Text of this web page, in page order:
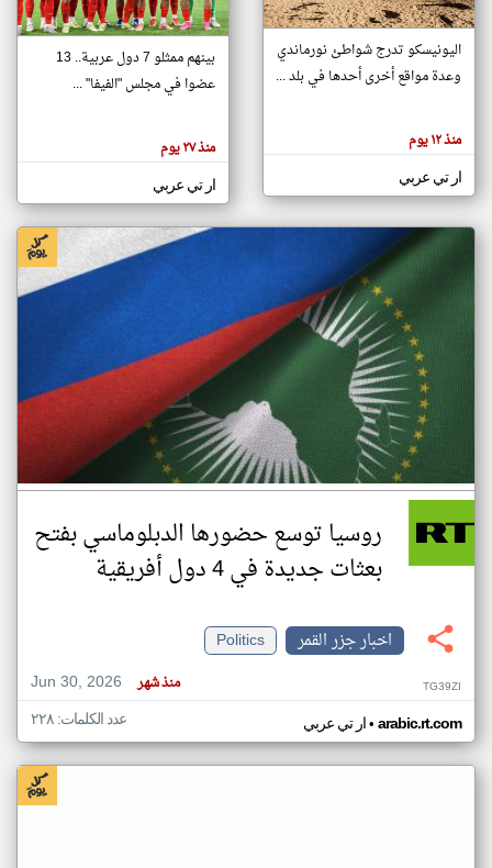
تغيير الدولة
اخبار جزر القمر على مدار الساعة
أهم اخبار جزر القمر العاجلة والمباشرة
هنا عن
وجهة
كاتبيها.
اليونيسكو تدرج شواطئ نورماندي
وعدة مواقع أخرى أحدها في بلد ...
منذ ١٢ يوم
ار تي عربي
بينهم ممثلو 7 دول عربية.. 13
عضوا في مجلس "الفيفا" ...
منذ ٢٧ يوم
ار تي عربي
روسيا توسع حضورها الدبلوماسي بفتح
بعثات جديدة في 4 دول أفريقية
اخبار جزر القمر
Politics
Jun 30, 2026
منذ شهر TG39ZI
ار تي عربي• arabic.rt.com عدد الكلمات: ٢٢٨
klyoum.com